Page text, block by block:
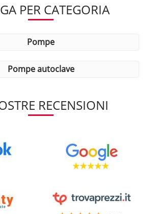
PER CATEGORIA
pompe
pompe autoclave
RECENSIONI